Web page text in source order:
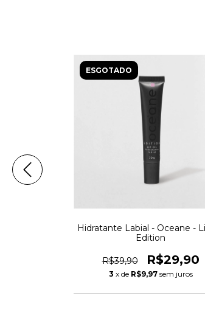
ESGOTADO
Hidratante Labial - Oceane -
Edition
R$39,90 R$29,90
3 x de R$9,97 sem juros